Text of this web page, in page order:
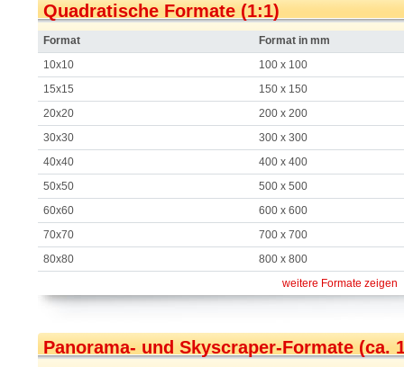
Quadratische Formate (1:1)
Format
Format in mm
10x10
100 x 100
15x15
150 x 150
20x20
200 x 200
30x30
300 x 300
40x40
400 x 400
50x50
500 x 500
60x60
600 x 600
70x70
700 x 700
80x80
800 x 800
weitere Formate zeigen
Panorama- und Skyscraper-Formate (ca.